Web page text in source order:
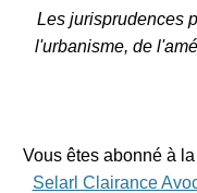
Les jurisprudences
l'urbanisme, de
Vous êtes abonné à
Selarl Clairance